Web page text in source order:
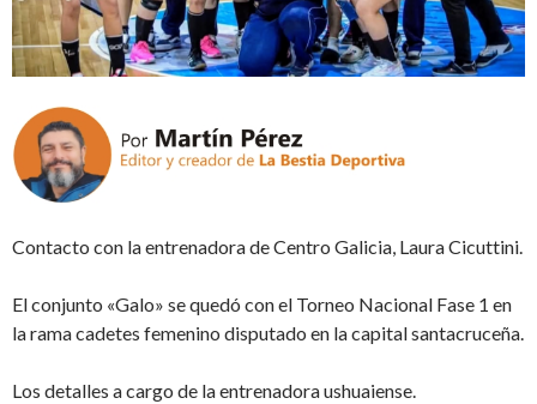
Contacto con la entrenadora de Centro Galicia, Laura Cicuttini.
El conjunto «Galo» se quedó con el Torneo Nacional Fase 1 en
la rama cadetes femenino disputado en la capital santacruceña.
Los detalles a cargo de la entrenadora ushuaiense.